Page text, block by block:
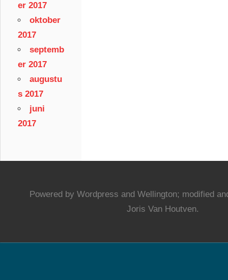
er 2017
oktober
2017
septemb
er 2017
augustu
s 2017
juni
2017
Powered by Wordpress and Wellington; modified
Joris Van Houtven.